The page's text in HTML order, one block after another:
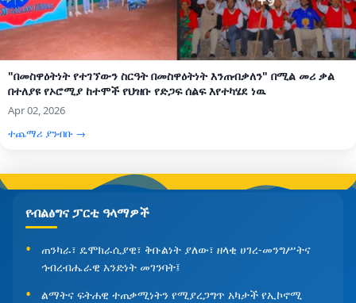
"በመስዋዕትነት የተገኘውን ስርዓት በመስዋዕትነት እንጠብቃለን" በሚል መሪ ቃል
በተለያዩ የኦሮሚያ ከተሞች የህዝቡ የድጋፍ ሰልፍ እየተካሄደ ነዉ
Apr 02, 2026
ተጨማሪ ያንብቡ →
የብልፅግና ፓርቲ ዓላማዎች
ጠንካራ፣ ዴሞክራሲያዊ፣ ቅቡልነት ያለው፣ ዘላቂ ሀገረ-መንግሥትና
ኅብረብሔራዊ አንድነት መገንባት፤
ልማትና ፍትሐዊ ተጠቃሚነትን የሚያረጋግጥ አካታች የኢኮኖሚ